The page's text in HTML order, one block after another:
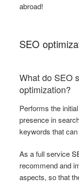
abroad!
SEO
What do SEO
optimization?
Performs the initial
presence in
keywords that
As a full service
recommend and
aspects, so that